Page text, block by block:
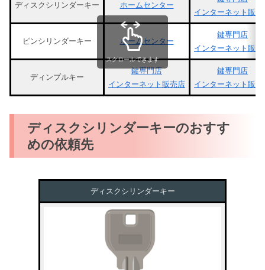
ディスクシリンダーキー ホームセンター
インターネット販売
ピンシリンダーキー ホームセンター
鍵専門店
インターネット販売
ディンプルキー
鍵専門店
インターネット販売店
鍵専門店
インターネット販売
スクロールできます
ディスクシリンダーキーのおすす
めの依頼先
ディスクシリンダーキー